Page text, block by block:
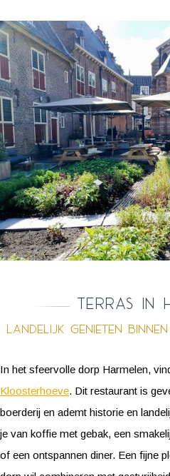
Terras in
Landelijk genieten
In het sfeervolle dorp Harmelen,
Kloosterhoeve. Dit restaurant is
boerderij en ademt historie en
je van koffie met gebak, een
of een ontspannen diner. Een fijne